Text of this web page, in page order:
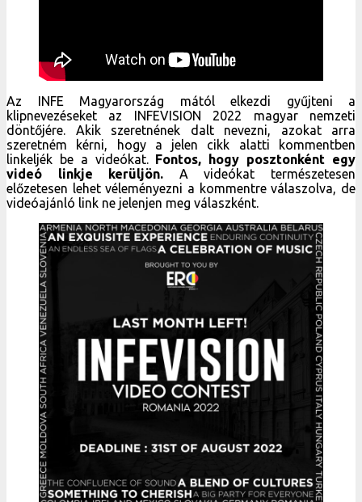
Az INFE Magyarország mától elkezdi gyűjteni a
klipnevezéseket az INFEVISION 2022 magyar nemzeti
döntőjére. Akik szeretnének dalt nevezni, azokat arra
szeretném kérni, hogy a jelen cikk alatti kommentben
linkeljék be a videókat. Fontos, hogy posztonként egy
videó linkje kerüljön. A videókat természetesen
előzetesen lehet véleményezni a kommentre válaszolva, de
videóajánló link ne jelenjen meg válaszként.